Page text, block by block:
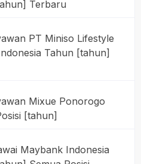
Terbaru
PT Miniso Lifestyle
Tahun [tahun]
Mixue Ponorogo
[tahun]
Maybank Indonesia